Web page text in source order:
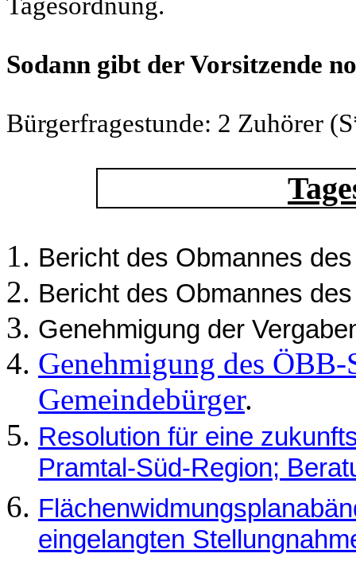
Sodann gibt der Vorsitzende
Bürgerfragestunde: 2 Zuhörer
Bericht des Obmannes
Bericht des Obmannes
Genehmigung der
Genehmigung des
Gemeindebürger.
Resolution für eine
Pramtal-Süd-Region;
eingelangten